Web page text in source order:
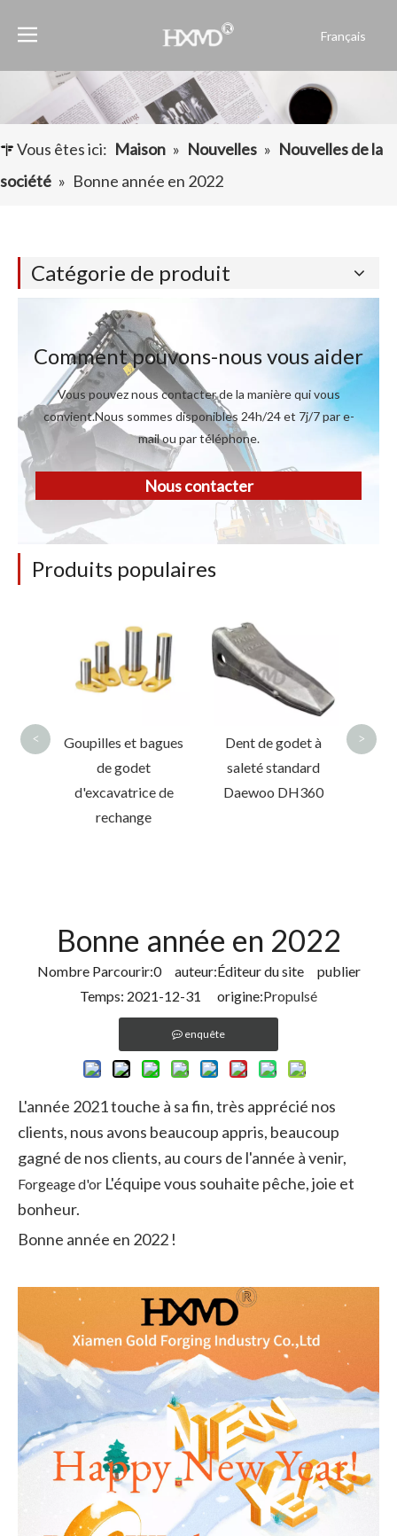
Français
Español
Pусский
العربية
Vous êtes ici: Maison » Nouvelles » Nouvelles de la
société » Bonne année en 2022
Catégorie de produit
Comment pouvons-nous vous aider
Vous pouvez nous contacter de la manière qui vous
convient.Nous sommes disponibles 24h/24 et 7j/7 par e-
mail ou par téléphone.
Nous contacter
Produits populaires
de
Goupilles et bagues
de godet
d'excavatrice de
rechange
Dent de godet à
saleté standard
Daewoo DH360
< >
Bonne année en 2022
Nombre Parcourir:0auteur:Éditeur du site publier
Temps: 2021-12-31 origine:Propulsé
enquête
L'année 2021 touche à sa fin, très apprécié nos
clients, nous avons beaucoup appris, beaucoup
gagné de nos clients, au cours de l'année à venir,
Forgeage d'or L'équipe vous souhaite pêche, joie et
bonheur.
Bonne année en 2022 !